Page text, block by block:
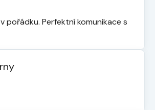
je 5 z 5 hvězdiček.
pořádku. Perfektní komunikace s
je 5 z 5 hvězdiček.